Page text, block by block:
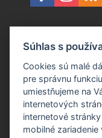
E:
Form Factory
Bratislava
Za publikovaný
Súhlas s
Cookies sú malé
pre správnu
umiestňujeme na
internetových
internetové
mobilné